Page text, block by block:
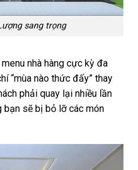
sang trọng
nhà hàng cực kỳ đa
“mùa nào thức đấy” thay
phải quay lại nhiều lần
bạn sẽ bị bỏ lỡ các món